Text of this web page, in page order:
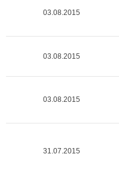
03.08.2015
03.08.2015
03.08.2015
31.07.2015